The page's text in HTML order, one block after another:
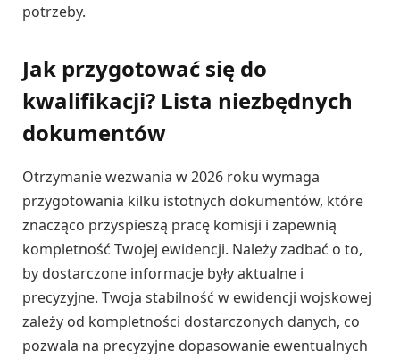
potrzeby.
Jak przygotować się do
kwalifikacji? Lista niezbędnych
dokumentów
Otrzymanie wezwania w 2026 roku wymaga
przygotowania kilku istotnych dokumentów, które
znacząco przyspieszą pracę komisji i zapewnią
kompletność Twojej ewidencji. Należy zadbać o to,
by dostarczone informacje były aktualne i
precyzyjne. Twoja stabilność w ewidencji wojskowej
zależy od kompletności dostarczonych danych, co
pozwala na precyzyjne dopasowanie ewentualnych